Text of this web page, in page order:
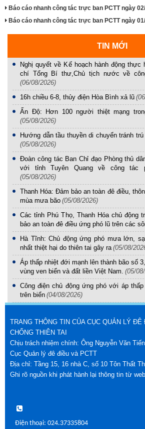
Báo cáo nhanh công tác trực ban PCTT ngày
Báo cáo nhanh công tác trực ban PCTT ngày
TIN MỚI
Nghị quyết về Kế hoạch hành động thực
chí Tổng Bí thư,Chủ tịch nước về
(06/08/2026)
16h chiều 6-8, thủy điện Hòa Bình xả lũ
Ấn Độ: Hơn 100 người thiệt mạng
(05/08/2026)
Hướng dẫn tầu thuyền di chuyển tránh
(05/08/2026)
Đoàn công tác Ban Chỉ đạo Phòng thủ
với tỉnh Tuyên Quang về công tác
(05/08/2026)
Thanh Hóa: Đảm bảo an toàn đê điều,
mùa mưa bão (05/08/2026)
Các tỉnh Phú Thọ, Thanh Hóa chủ động
bảo an toàn đê điều ứng phó lũ trên các
Hà Tĩnh: Chủ động ứng phó mưa lớn,
nhất thiệt hại do thiên tai gây ra (05/08/
Áp thấp nhiệt đới mạnh lên thành bão số
vùng ven biển và đất liền Việt Nam. (05/
Công điện chủ động ứng phó với áp
trên biển (04/08/2026)
TRANG THÔNG TIN CỦA CỤC QUẢN LÝ
CHỐNG THIÊN TAI
Chịu trách nhiệm chính: Ông Nguyễn Văn
Cục Quản lý đê điều và PCTT
Địa chỉ: Tầng 15, 16 nhà C, số 10 Tôn Thất
Ghi rõ nguồn khi phát hành lại thông tin từ
Điện thoại: 024.37335804